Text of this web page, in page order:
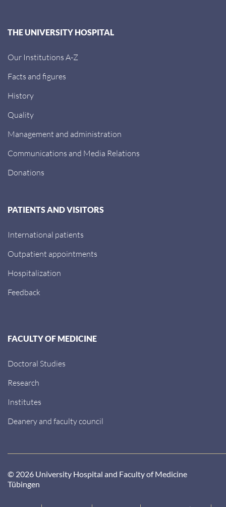
THE UNIVERSITY HOSPITAL
Our Institutions A-Z
Facts and figures
History
Quality
Management and administration
Communications and Media Relations
Donations
PATIENTS AND VISITORS
International patients
Outpatient appointments
Hospitalization
Feedback
FACULTY OF MEDICINE
Doctoral Studies
Research
Institutes
Deanery and faculty council
© 2026 University Hospital and Faculty of Medicine
Tübingen